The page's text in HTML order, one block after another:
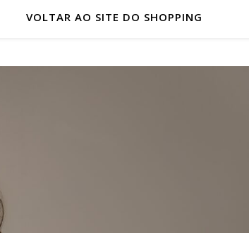
VOLTAR AO SITE DO SHOPPING